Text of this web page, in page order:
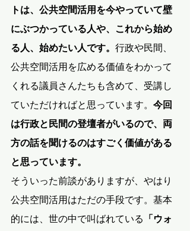
トは、公共空間活用を今やっていて壁
にぶつかっている人や、これから始め
る人、始めたい人です。 行政や民間、
公共空間活用を広める価値をわかって
くれる議員さんたちも含めて、受講し
ていただければと思っています。 今回
は行政と民間の登壇者がいるので、両
方の話を聞けるのはすごく価値がある
と思っています。
そういった前談がありますが、やはり
公共空間活用はただの手段です。基本
的には、世の中で叫ばれている 「ウォ